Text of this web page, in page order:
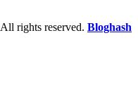
rights reserved. Bloghash